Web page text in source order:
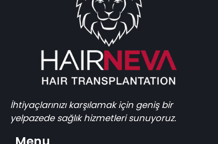
İhtiyaçlarınızı karşılamak için geniş bir
yelpazede sağlık hizmetleri sunuyoruz.